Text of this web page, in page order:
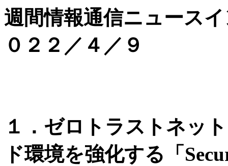
週間情報通信ニュース
０２２／４／９
１．ゼロトラストネッ
ド環境を強化する「